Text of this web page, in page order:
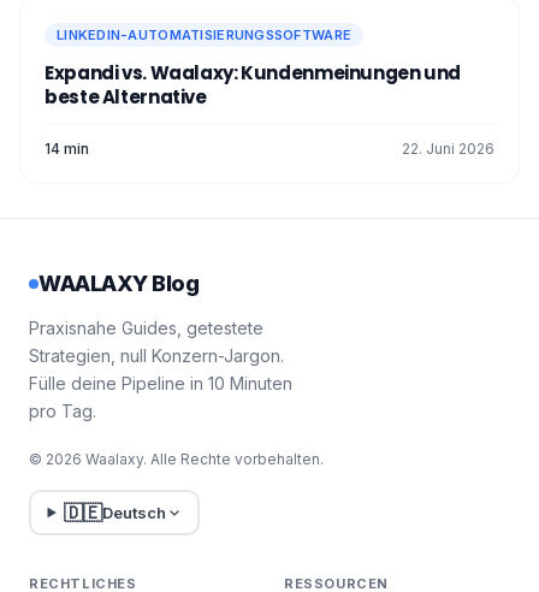
LINKEDIN-AUTOMATISIERUNGSSOFTWARE
Expandi vs. Waalaxy: Kundenmeinungen und
beste Alternative
14 min 22. Juni 2026
WAALAXY Blog
Praxisnahe Guides, getestete
Strategien, null Konzern-Jargon.
Fülle deine Pipeline in 10 Minuten
pro Tag.
© 2026 Waalaxy. Alle Rechte vorbehalten.
🇩🇪Deutsch
RECHTLICHES RESSOURCEN